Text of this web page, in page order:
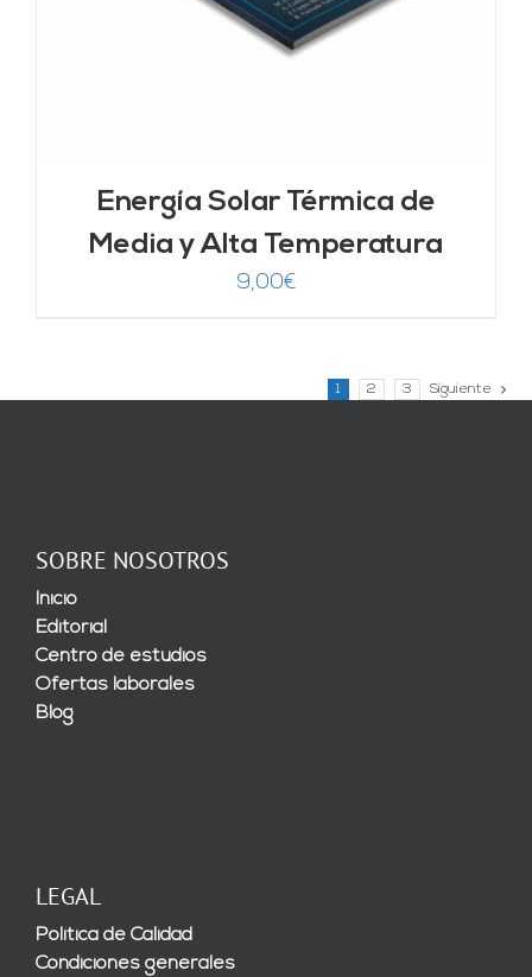
Energía Solar Térmica de
Media y Alta Temperatura
9,00€
1 2 3 Siguiente
SOBRE NOSOTROS
Inicio
Editorial
Centro de estudios
Ofertas laborales
Blog
LEGAL
Política de Calidad
Condiciones generales